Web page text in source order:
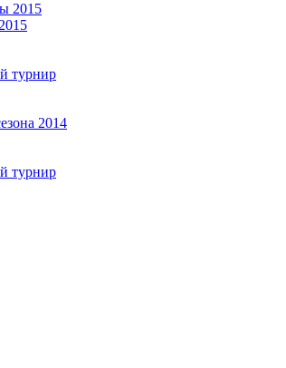
2015
турнир
2014
турнир